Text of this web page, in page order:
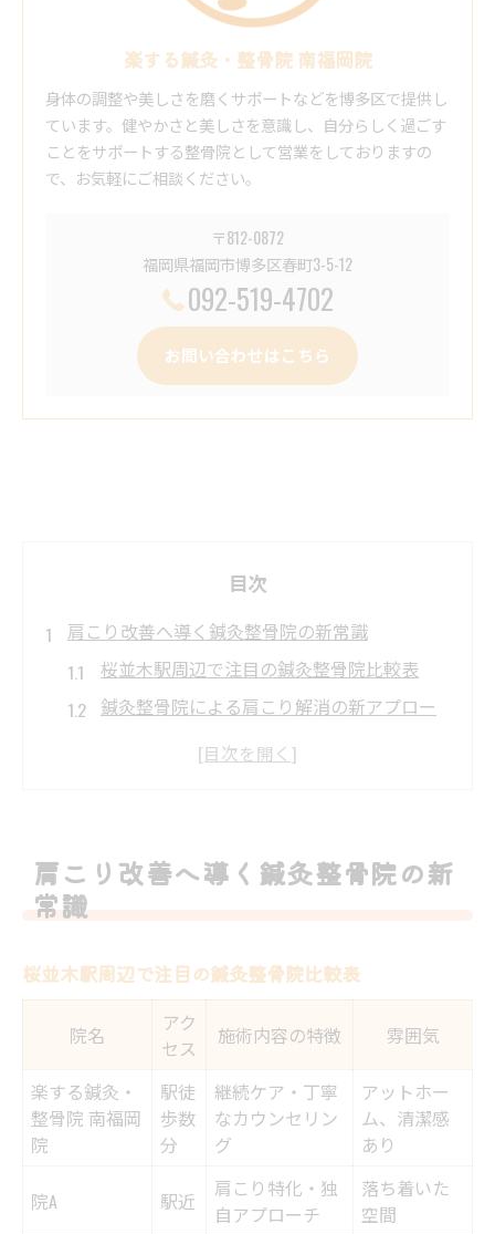
楽する鍼灸・整骨院 南福岡院
身体の調整や美しさを磨くサポートなどを博多区で提供し
ています。健やかさと美しさを意識し、自分らしく過ごす
ことをサポートする整骨院として営業をしておりますの
で、お気軽にご相談ください。
〒812-0872
福岡県福岡市博多区春町3-5-12
092-519-4702
お問い合わせはこちら
目次
肩こり改善へ導く鍼灸整骨院の新常識
桜並木駅周辺で注目の鍼灸整骨院比較表
鍼灸整骨院による肩こり解消の新アプロー
鍼灸整骨院で肩こりを治すメカニズムとは
鍼灸整骨院で肩のゴリゴリ感を緩和
肩のゴリゴリ感解消に有効な施術法一覧
鍼灸整骨院の手技で深部筋まで届く理由
肩こりがゴリゴリ鳴る原因と鍼灸整骨院の
鍼灸整骨院で肩の違和感を緩和できるか
肩こりの症状別おすすめ施術を選ぶコツ
桜並木駅近で深層筋に効く施術体験を
深層筋にアプローチする施術内容比較
肩こり改善へ導く鍼灸整骨院の新
常識
桜並木駅周辺で注目の鍼灸整骨院比較表
院名
アク
セス
施術内容の特徴 雰囲気
楽する鍼灸・
整骨院 南福岡
院
駅徒
歩数
分
継続ケア・丁寧
なカウンセリン
グ
アットホー
ム、清潔感
あり
院A 駅近
肩こり特化・独
自アプローチ
落ち着いた
空間